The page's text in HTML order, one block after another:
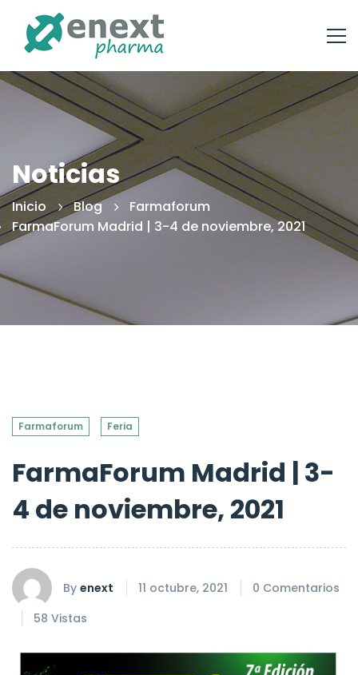
Noticias
Inicio Blog
Farmaforum
FarmaForum Madrid | 3-4 de noviembre, 2021
Farmaforum Feria
FarmaForum Madrid | 3-
4 de noviembre, 2021
By enext 11 octubre, 2021
0 Comentarios
58 Vistas